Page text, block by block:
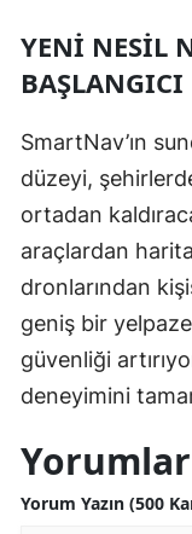
YENI NESIL
BAŞLANGICI
SmartNav’ın
düzeyi,
ortadan
araçlardan
dronlarından
geniş bir
güvenliği
deneyimini
Yorumlar
Yorum Yazın (500